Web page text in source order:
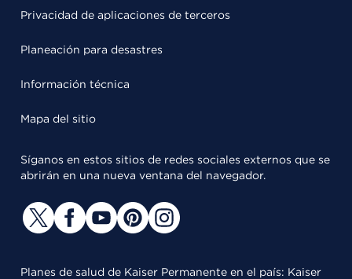
Privacidad de aplicaciones de terceros
Planeación para desastres
Información técnica
Mapa del sitio
Síganos en estos sitios de redes sociales externos que se
abrirán en una nueva ventana del navegador.
Planes de salud de Kaiser Permanente en el país: Kaiser